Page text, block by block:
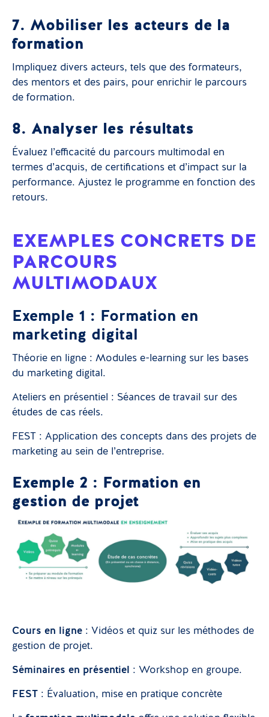
7. Mobiliser les acteurs de la
formation
Impliquez divers acteurs, tels que des formateurs,
des mentors et des pairs, pour enrichir le parcours
de formation.
8. Analyser les résultats
Évaluez l’efficacité du parcours multimodal en
termes d’acquis, de certifications et d’impact sur la
performance. Ajustez le programme en fonction des
retours.
EXEMPLES CONCRETS DE
PARCOURS
MULTIMODAUX
Exemple 1 : Formation en
marketing digital
Théorie en ligne : Modules e-learning sur les bases
du marketing digital.
Ateliers en présentiel : Séances de travail sur des
études de cas réels.
FEST : Application des concepts dans des projets de
marketing au sein de l’entreprise.
Exemple 2 : Formation en
gestion de projet
Cours en ligne : Vidéos et quiz sur les méthodes de
gestion de projet.
Séminaires en présentiel : Workshop en groupe.
FEST : Évaluation, mise en pratique concrète